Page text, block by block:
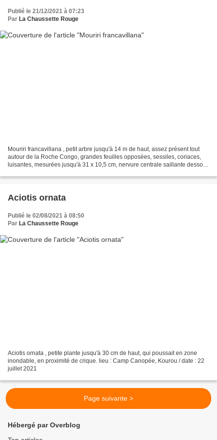
Publié le 21/12/2021 à 07:23
Par La Chaussette Rouge
Mouriri francavillana , petit arbre jusqu'à 14 m de haut, assez présent tout
autour de la Roche Congo, grandes feuilles opposées, sessiles, coriaces,
luisantes, mesurées jusqu'à 31 x 10,5 cm, nervure centrale saillante dessous
Aciotis ornata
Publié le 02/08/2021 à 08:50
Par La Chaussette Rouge
Aciotis ornata , petite plante jusqu'à 30 cm de haut, qui poussait en zone
inondable, en proximité de crique. lieu : Camp Canopée, Kourou / date : 22
juillet 2021
Page suivante >
Hébergé par Overblog